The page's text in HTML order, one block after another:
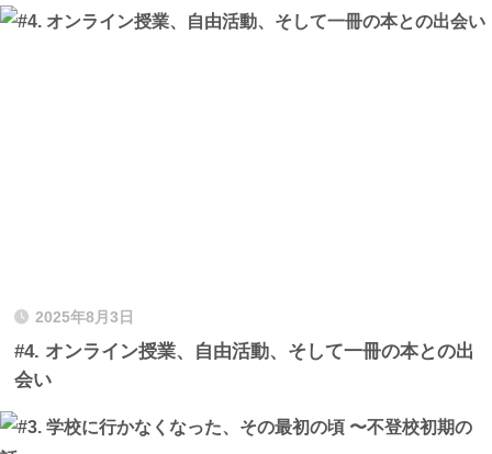
2025年8月3日
#4. オンライン授業、自由活動、そして一冊の本との出
会い